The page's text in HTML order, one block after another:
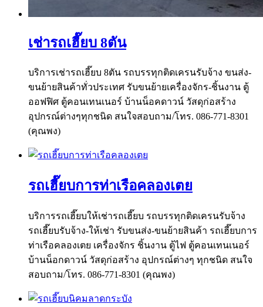
เช่ารถเฮี๊ยบ 8ตัน
บริการเช่ารถเฮี๊ยบ 8ตัน รถบรรทุกติดเครนรับจ้าง ขนส่ง-
ขนย้ายสินค้าทั่วประเทศ รับขนย้ายเครื่องจักร-ชิ้นงาน ตู้
ออฟฟิศ ตู้คอนเทนเนอร์ บ้านน็อคดาวน์ วัสดุก่อสร้าง
อุปกรณ์ต่างๆทุกชนิด สนใจสอบถาม/โทร. 086-771-8301
(คุณพง)
รถเฮี๊ยบการท่าเรือคลองเตย
บริการรถเฮี๊ยบให้เช่ารถเฮี๊ยบ รถบรรทุกติดเครนรับจ้าง
รถเฮี๊ยบรับจ้าง-ให้เช่า รับขนส่ง-ขนย้ายสินค้า รถเฮี๊ยบการ
ท่าเรือคลองเตย เครื่องจักร ชิ้นงาน ตู้ไฟ ตู้คอนเทนเนอร์
บ้านน็อกดาวน์ วัสดุก่อสร้าง อุปกรณ์ต่างๆ ทุกชนิด สนใจ
สอบถาม/โทร. 086-771-8301 (คุณพง)